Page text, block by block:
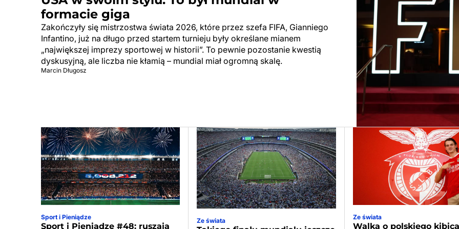
formacie giga
Zakończyły się mistrzostwa świata 2026, które przez szefa FIFA, Gianniego
Infantino, już na długo przed startem turnieju były określane mianem
„największej imprezy sportowej w historii”. To pewnie pozostanie kwestią
dyskusyjną, ale liczba nie kłamią – mundial miał ogromną skalę.
Marcin Długosz
Sport i Pieniądze
Sport i Pieniądze #48: ruszają
Ze świata Ze świata
Walka o polskiego